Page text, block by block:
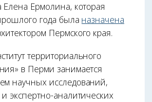
Елена Ермолина, которая
года была назначена
Пермского края.
территориального
в Перми занимается
научных исследований,
и экспертно-аналитических